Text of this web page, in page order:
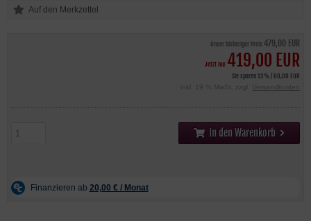
Unser bisheriger Preis 479,00 EUR
Jetzt nur 419,00 EUR
Sie sparen 13% / 60,00 EUR
inkl. 19 % MwSt. zzgl.
Versandkosten
In den Warenkorb